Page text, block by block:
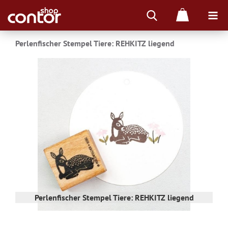
Perlenfischer Stempel Tiere: REHKITZ liegend
Perlenfischer Stempel Tiere: REHKITZ liegend